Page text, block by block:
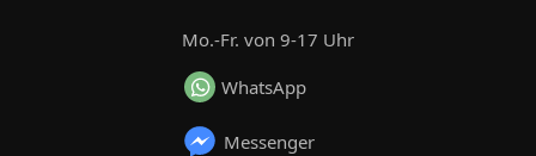
Mo.-Fr. von 9-17 Uhr
WhatsApp
Messenger